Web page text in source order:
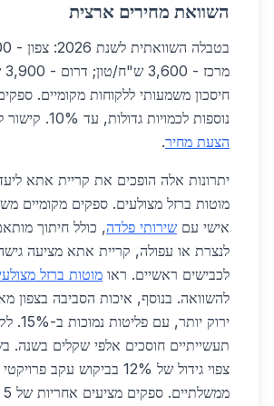
השוואת מחירים ארצית
חיסכון משמעותי ללקוחות מקומיים.
נוספות לכמויות גדולות, עד 10%. קישור למידע נוסף:
הצעת מחיר.
יתרונות אלה הופכים את קריית אתא
מוטות ברזל מצולעים. ספקים מקומיים
אישי עם שירותי פלדה, כולל חיתוך
לנצרת או עפולה, קריית אתא מציעה
לכבישים ראשיים. ראו מוטות ברזל
להשוואה. בנוסף, איכות הסביבה בצפון
ירוק יותר, עם
צפוי גידול של 12% בביקוש עקב